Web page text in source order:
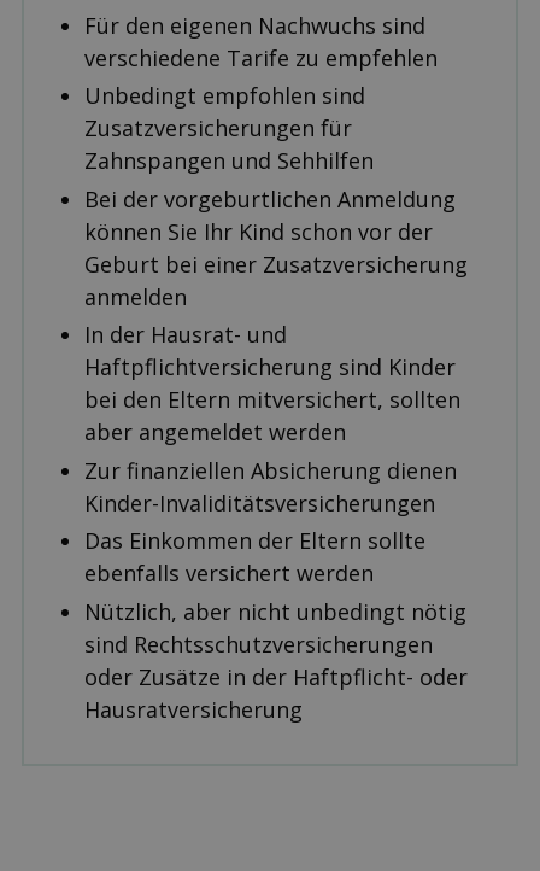
Für den eigenen Nachwuchs sind
verschiedene Tarife zu empfehlen
Unbedingt empfohlen sind
Zusatzversicherungen für
Zahnspangen und Sehhilfen
Bei der vorgeburtlichen Anmeldung
können Sie Ihr Kind schon vor der
Geburt bei einer Zusatzversicherung
anmelden
In der Hausrat- und
Haftpflichtversicherung sind Kinder
bei den Eltern mitversichert, sollten
aber angemeldet werden
Zur finanziellen Absicherung dienen
Kinder-Invaliditätsversicherungen
Das Einkommen der Eltern sollte
ebenfalls versichert werden
Nützlich, aber nicht unbedingt nötig
sind Rechts­schutz­versicherungen
oder Zusätze in der Haftpflicht- oder
Hausrat­versicherung